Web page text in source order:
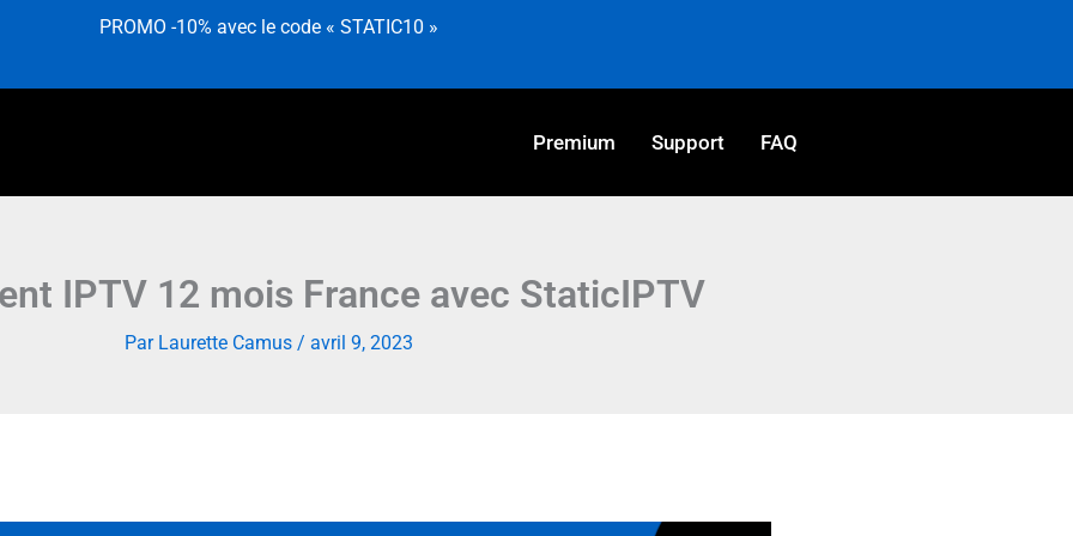
PROMO -10% avec le code « STATIC10 »
Premium Support FAQ
IPTV 12 mois France avec StaticIPTV
Par Laurette Camus / avril 9, 2023